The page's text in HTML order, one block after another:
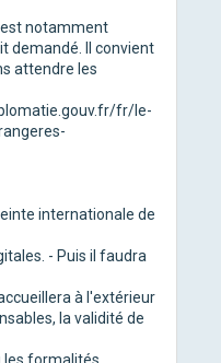
est notamment
demandé. Il convient
attendre les
fr/le-
internationale de
- Puis il faudra
à l'extérieur
la validité de